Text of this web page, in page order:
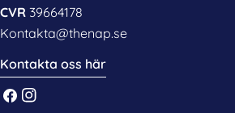
CVR 39664178
Kontakta@thenap.se
Kontakta oss här
Facebook
Instagram